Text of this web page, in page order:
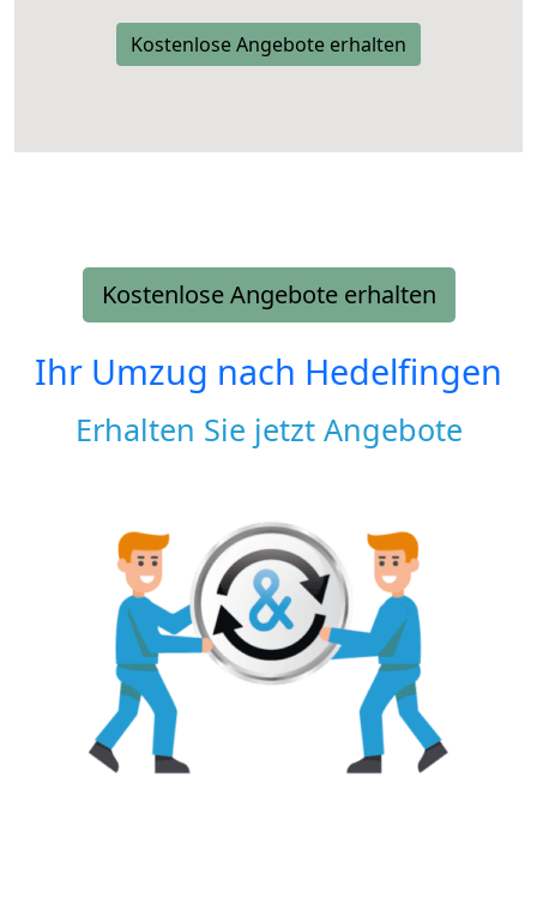
Kostenlose Angebote erhalten
Kostenlose Angebote erhalten
Ihr Umzug nach Hedelfingen
Erhalten Sie jetzt Angebote